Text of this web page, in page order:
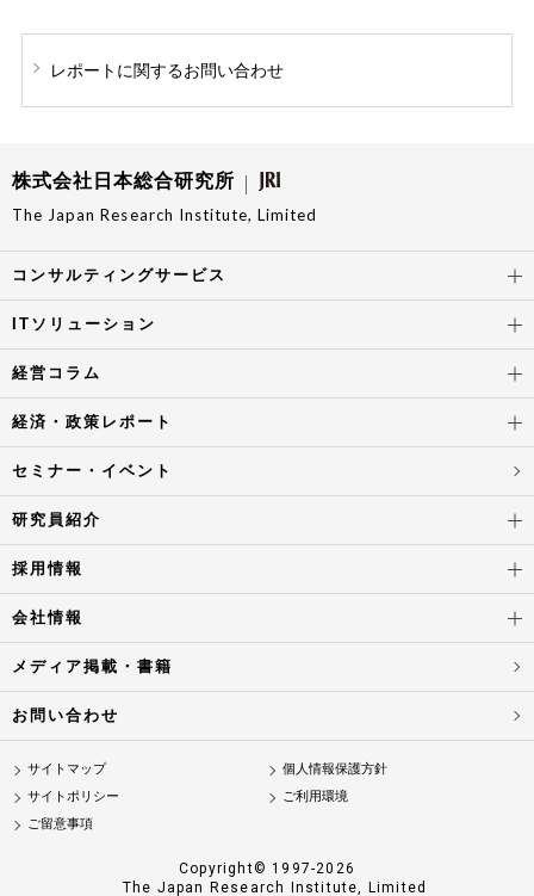
レポートに関するお問い合わせ
株式会社日本総合研究所
The Japan Research Institute, Limited
コンサルティングサービス
ITソリューション
経営コラム
経済・政策レポート
セミナー・イベント
研究員紹介
採用情報
会社情報
メディア掲載・書籍
お問い合わせ
サイトマップ
個人情報保護方針
サイトポリシー
ご利用環境
ご留意事項
Copyright© 1997-2026
The Japan Research Institute, Limited